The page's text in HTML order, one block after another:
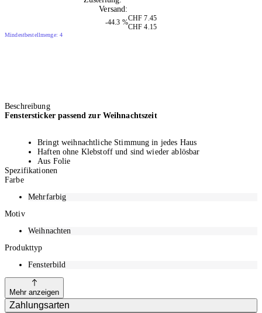
Versand:
-44.3 %
CHF 7.45
CHF 4.15
Mindestbestellmenge: 4
Beschreibung
Fenstersticker passend zur Weihnachtszeit
Bringt weihnachtliche Stimmung in jedes Haus
Haften ohne Klebstoff und sind wieder ablösbar
Aus Folie
1 Blatt à 5 Sticker
Spezifikationen
Farbe
Mehrfarbig
Motiv
Weihnachten
Produkttyp
Fensterbild
Mehr anzeigen
Zahlungsarten